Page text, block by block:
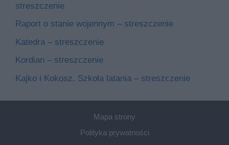
streszczenie
Raport o stanie wojennym – streszczenie
Katedra – streszczenie
Kordian – streszczenie
Kajko i Kokosz. Szkoła latania – streszczenie
Mapa strony
Polityka prywatności